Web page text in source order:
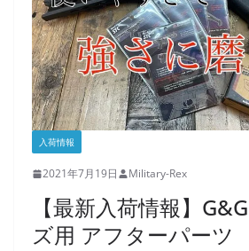
入荷情報
2021年7月19日 Military-Rex
【最新入荷情報】
ズ用 アフターパーツ